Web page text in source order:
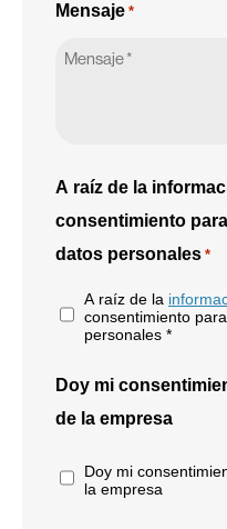
Mensaje *
A raíz de la
consentimiento
datos personales *
A raíz de la
consentimiento
personales *
Doy mi
de la empresa
Doy mi
la empresa